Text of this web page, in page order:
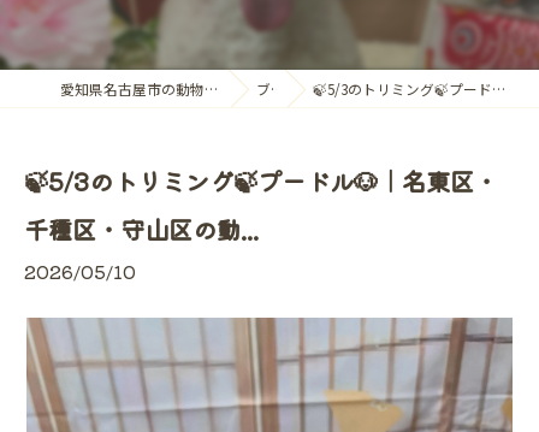
愛知県名古屋市の動物病院ならたぬきの森動物病院 ブログ 🍃5/3のトリミング🍃プードル🐶｜名東区・千種区・守山区の動...
🍃5/3のトリミング🍃プードル🐶｜名東区・
千種区・守山区の動...
2026/05/10